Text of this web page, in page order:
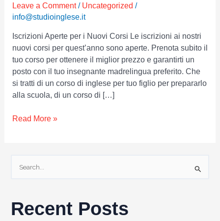
Leave a Comment / Uncategorized /
info@studioinglese.it
Iscrizioni Aperte per i Nuovi Corsi Le iscrizioni ai nostri
nuovi corsi per quest’anno sono aperte. Prenota subito il
tuo corso per ottenere il miglior prezzo e garantirti un
posto con il tuo insegnante madrelingua preferito. Che
si tratti di un corso di inglese per tuo figlio per prepararlo
alla scuola, di un corso di […]
Read More »
cRecent Posts